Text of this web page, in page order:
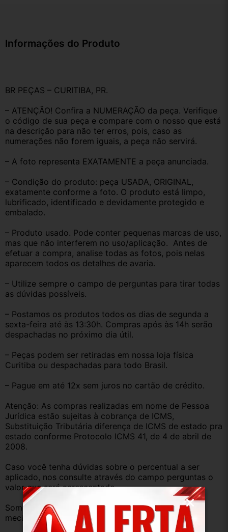
Informações do Produto
BR PEÇAS – CURITIBA, PR.
– ATENÇÃO! Confira a NUMERAÇÃO da peça. Verifique
o código de sua peça e compare com o nosso que está
na descrição para não ter erros, pois, caso as
numerações não forem iguais, a peça não servirá.
– A foto representa EXATAMENTE a peça anunciada.
– Condição do produto: peça USADA, ORIGINAL,
exatamente conforme a foto. O produto está limpo,
lubrificado, identificado e devidamente protegido e
embalado.
– Produto usado. Pode conter pequenas marcas de uso,
mas que não interferem no uso/aplicação.  Antes de
efetuar a compra, analise todas as fotos, pois nelas
aparecem todos os detalhes de avaria.
– Utilize sempre o campo de perguntas para tirar todas
as dúvidas possíveis.
– Postamos os produtos todos os dias de segunda a
sexta-feira até às 13:30h. Compras após às 14h serão
despachadas no próximo dia útil.
– Peças podem ser retiradas em nossa loja física
Curitiba ou despachadas para todo Brasil.
– Pague em até 12x sem juros no cartão de crédito.
Atenção: As compras realizadas em nome de Pessoa
Jurídica estão sujeitas à cobrança de ICMS,
Substituição Tributária diferença de ICMS de estado pra
estado conforme Protocolo ICMS 41, de 4 de abril de
2008.
Caso você tenha dúvidas sobre o percentual a ser
aplicado, nos consulte através do campo perguntas o
valor que será acrescentado.
Somos uma empresa com amplo estoque de peças
mecânica, lataria, acessórios, entre outros.